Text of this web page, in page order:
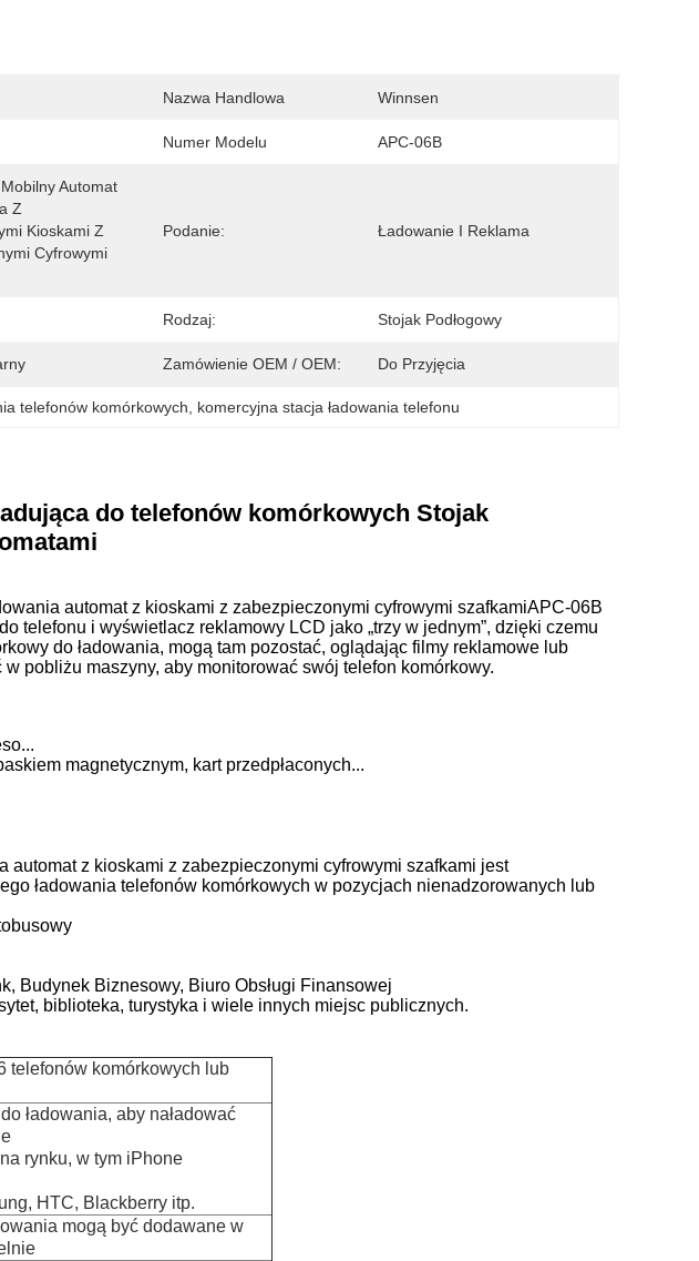
Nazwa Handlowa Winnsen
Numer Modelu APC-06B
Automat
Z
Kioskami Z
Cyfrowymi
Podanie: Ładowanie I Reklama
Rodzaj: Stojak Podłogowy
Zamówienie OEM / OEM: Do Przyjęcia
telefonów komórkowych komercyjna stacja ładowania telefonu
do telefonów komórkowych Stojak
automat z kioskami z zabezpieczonymi cyfrowymi szafkamiAPC-06B
telefonu i wyświetlacz reklamowy LCD jako „trzy w jednym”, dzięki czemu
do ładowania, mogą tam pozostać, oglądając filmy reklamowe lub
pobliżu maszyny, aby monitorować swój telefon komórkowy.
magnetycznym, kart przedpłaconych...
automat z kioskami z zabezpieczonymi cyfrowymi szafkami jest
ładowania telefonów komórkowych w pozycjach nienadzorowanych lub
Budynek Biznesowy, Biuro Obsługi Finansowej
biblioteka, turystyka i wiele innych miejsc publicznych.
telefonów komórkowych lub
ładowania, aby naładować
rynku, w tym iPhone
HTC, Blackberry itp.
mogą być dodawane w